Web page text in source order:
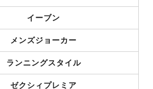
イーブン
メンズジョーカー
ランニングスタイル
ゼクシィプレミア